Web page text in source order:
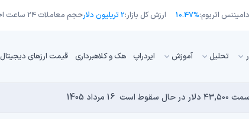
دامیننس اتریوم:10.47% ارزش کل بازار:2 تریلیون دلار حجم معاملات 24 ساعت اخیر:
تحلیل آموزش ایردراپ هک و کلاهبرداری قیمت ارزهای دیجیتال
است 16 مرداد 1405 هزار دلار درجا می‌زند؟ 15 مرداد 1405
آیا دوران رالی‌های نجومی به پایان رسیده است؟ 14 مرداد 1405